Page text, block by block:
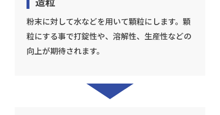
粉末に対して水などを用いて顆粒にします。顆
粒にする事で打錠性や、溶解性、生産性などの
向上が期待されます。